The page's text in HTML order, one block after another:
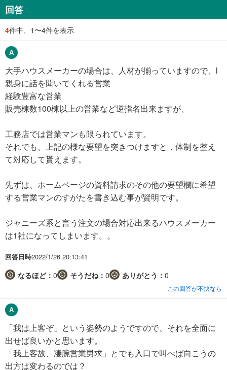
回答
4件中、1〜4件を表示
大手ハウスメーカーの場合は、人材が揃っていますので、l
親身に話を聞いてくれる営業
経験豊富な営業
販売棟数100棟以上の営業など逆指名出来ますが、
工務店では営業マンも限られています。
それでも、上記の様な要望を突きつけますと，体制を整え
て対応して貰えます。
先ずは、ホームページの資料請求のその他の要望欄に希望
する営業マンのすがたを書き込む事が賢明です。
ジャニーズ系と言う注文の場合対応出来るハウスメーカー
は1社になってしまいます。。
回答日時2022/1/26 20:13:41
なるほど： 0 そうだね： 0 ありがとう： 0
この回答が不快なら
「我は上客ぞ」という姿勢のようですので、それを全面に
出せば良いかと思います。
「我上客故、凄腕営業男求」とでも入口で叫べば向こうの
出方は変わるのでは？